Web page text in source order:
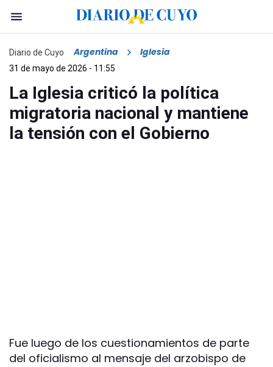
Diario de Cuyo Argentina Iglesia
31 de mayo de 2026 - 11:55
La Iglesia criticó la política
migratoria nacional y mantiene
la tensión con el Gobierno
Fue luego de los cuestionamientos de parte
del oficialismo al mensaje del arzobispo de